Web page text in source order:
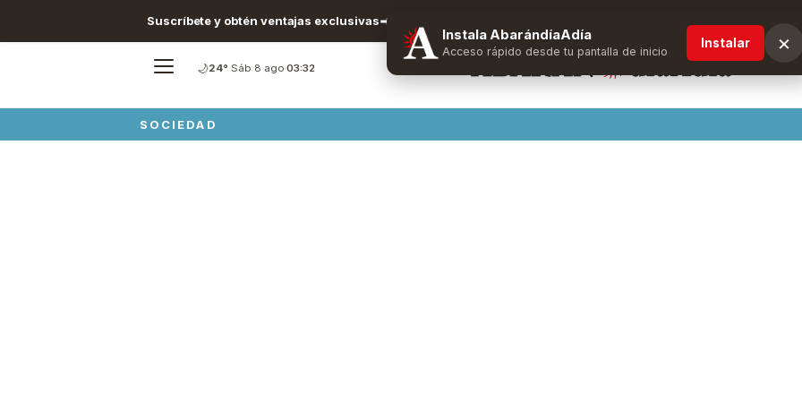
Suscríbete y obtén ventajas exclusivas
🌙24°·Sáb 8 ago·03:32
SOCIEDAD
Instala AbarándíaAdía
Acceso rápido desde tu pantalla de inicio
Instalar ×